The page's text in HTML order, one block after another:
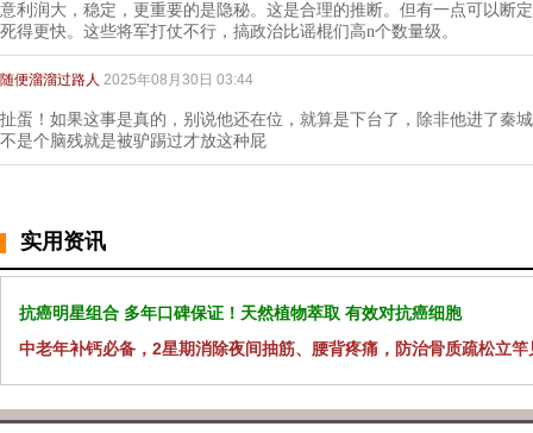
意利润大，稳定，更重要的是隐秘。这是合理的推断。但有一点可以断
死得更快。这些将军打仗不行，搞政治比谣棍们高n个数量级。
随便溜溜过路人 2025年08月30日 03:44
扯蛋！如果这事是真的，别说他还在位，就算是下台了，除非他进了秦
不是个脑残就是被驴踢过才放这种屁
实用资讯
抗癌明星组合 多年口碑保证！天然植物萃取 有效对抗癌细胞
中老年补钙必备，2星期消除夜间抽筋、腰背疼痛，防治骨质疏松立竿